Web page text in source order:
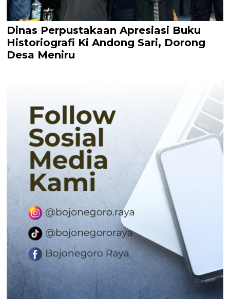
Dinas Perpustakaan Apresiasi Buku
Historiografi Ki Andong Sari, Dorong
Desa Meniru